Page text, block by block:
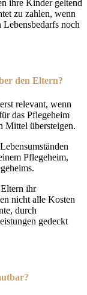
ihre Kinder geltend
zu zahlen, wenn
Lebensbedarfs noch
den Eltern?
relevant, wenn
das Pflegeheim
Mittel übersteigen.
Pflegeheim,
ihr
nicht alle Kosten
durch
gedeckt